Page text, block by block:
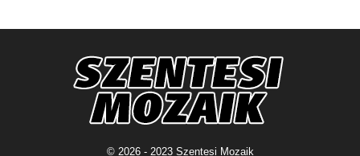
© 2026 - 2023 Szentesi Mozaik